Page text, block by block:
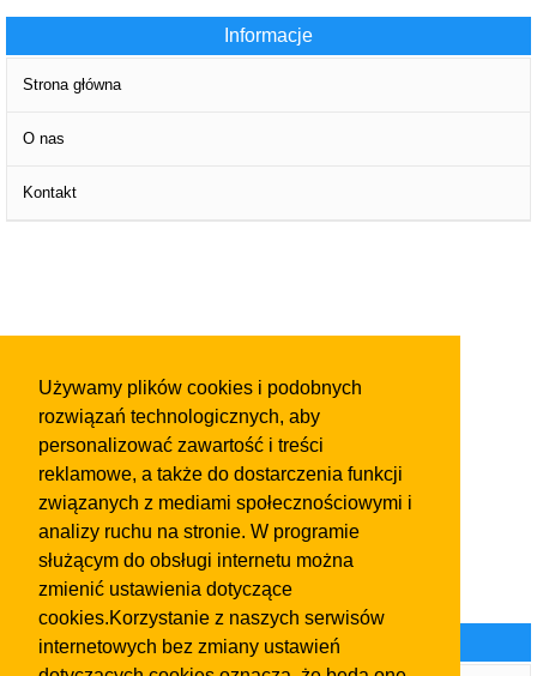
Używamy plików cookies i podobnych
rozwiązań technologicznych, aby
personalizować zawartość i treści
reklamowe, a także do dostarczenia funkcji
związanych z mediami społecznościowymi i
analizy ruchu na stronie. W programie
służącym do obsługi internetu można
zmienić ustawienia dotyczące
cookies.Korzystanie z naszych serwisów
internetowych bez zmiany ustawień
Informacje
Strona główna
O nas
Kontakt
Kategorie ogłoszeń